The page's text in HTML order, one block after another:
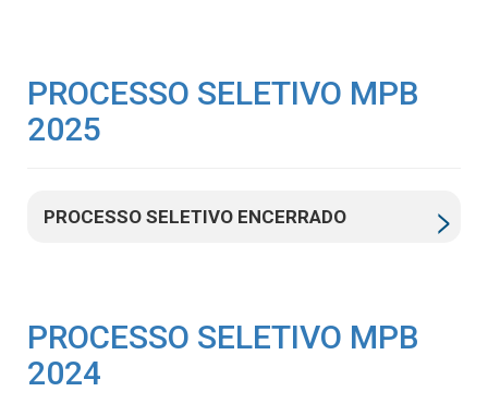
PROCESSO SELETIVO MPB
2025
PROCESSO SELETIVO ENCERRADO
PROCESSO SELETIVO MPB
2024